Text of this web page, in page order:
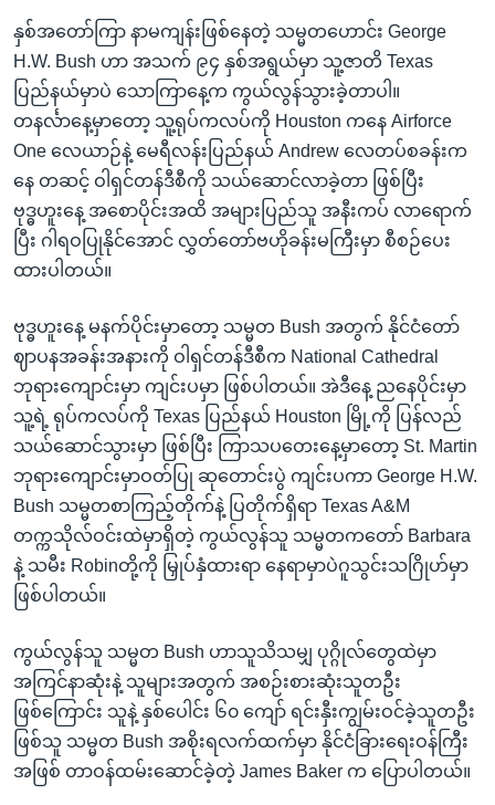
နှစ်အတော်ကြာ နာမကျန်းဖြစ်နေတဲ့ သမ္မတဟောင်း George
H.W. Bush ဟာ အသက် ၉၄ နှစ်အရွယ်မှာ သူ့ဇာတိ Texas
ပြည်နယ်မှာပဲ သောကြာနေ့က ကွယ်လွန်သွားခဲ့တာပါ။
တနင်္လာနေ့မှာတော့ သူ့ရုပ်ကလပ်ကို Houston ကနေ Airforce
One လေယာဉ်နဲ့ မေရီလန်းပြည်နယ် Andrew လေတပ်စခန်းက
နေ တဆင့် ဝါရှင်တန်ဒီစီကို သယ်ဆောင်လာခဲ့တာ ဖြစ်ပြီး
ဗုဒ္ဓဟူးနေ့ အစောပိုင်းအထိ အများပြည်သူ အနီးကပ် လာရောက်
ပြီး ဂါရဝပြုနိုင်အောင် လွှတ်တော်ဗဟိုခန်းမကြီးမှာ စီစဉ်ပေး
ထားပါတယ်။
ဗုဒ္ဓဟူးနေ့ မနက်ပိုင်းမှာတော့ သမ္မတ Bush အတွက် နိုင်ငံတော်
ဈာပနအခန်းအနားကို ဝါရှင်တန်ဒီစီက National Cathedral
ဘုရားကျောင်းမှာ ကျင်းပမှာ ဖြစ်ပါတယ်။ အဲဒီနေ့ ညနေပိုင်းမှာ
သူ့ရဲ့ ရုပ်ကလပ်ကို Texas ပြည်နယ် Houston မြို့ကို ပြန်လည်
သယ်ဆောင်သွားမှာ ဖြစ်ပြီး ကြာသပတေးနေ့မှာတော့ St. Martin
ဘုရားကျောင်းမှာဝတ်ပြု ဆုတောင်းပွဲ ကျင်းပကာ George H.W.
Bush သမ္မတစာကြည့်တိုက်နဲ့ ပြတိုက်ရှိရာ Texas A&M
တက္ကသိုလ်ဝင်းထဲမှာရှိတဲ့ ကွယ်လွန်သူ သမ္မတကတော် Barbara
နဲ့ သမီး Robinတို့ကို မြှုပ်နှံထားရာ နေရာမှာပဲဂူသွင်းသဂြိုဟ်မှာ
ဖြစ်ပါတယ်။
ကွယ်လွန်သူ သမ္မတ Bush ဟာသူသိသမျှ ပုဂ္ဂိုလ်တွေထဲမှာ
အကြင်နာဆုံးနဲ့ သူများအတွက် အစဉ်းစားဆုံးသူတဦး
ဖြစ်ကြောင်း သူနဲ့ နှစ်ပေါင်း ၆၀ ကျော် ရင်းနှီးကျွမ်းဝင်ခဲ့သူတဦး
ဖြစ်သူ သမ္မတ Bush အစိုးရလက်ထက်မှာ နိုင်ငံခြားရေးဝန်ကြီး
အဖြစ် တာဝန်ထမ်းဆောင်ခဲ့တဲ့ James Baker က ပြောပါတယ်။